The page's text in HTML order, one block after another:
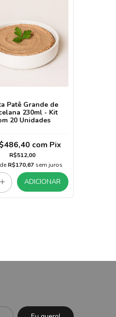
Patê Grande de
230ml - Kit
20 Unidades
R$512,00
com Pix
R$170,67 sem juros
ADICIONAR